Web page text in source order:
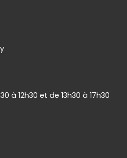
à 12h30 et de 13h30 à 17h30